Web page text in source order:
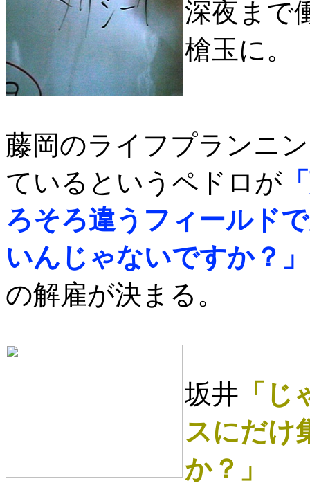
深夜まで
槍玉に。
藤岡のライフプランニ
ているというペドロが
ろそろ違うフィールド
いんじゃないですか？」
の解雇が決まる。
坂井 「
スにだけ
か？」